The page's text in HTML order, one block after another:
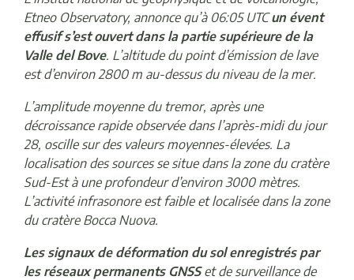
Etneo Observatory, annonce qu’à 06:05 UTCun évent
effusif s’est ouvert dans la partie supérieure de la
Valle del Bove. L’altitude du point d’émission de lave
est d’environ 2800 m au-dessus du niveau de la mer.
L’amplitude moyenne du tremor, après une
décroissance rapide observée dans l’après-midi du jour
28, oscille sur des valeurs moyennes-élevées. La
localisation des sources se situe dans la zone du cratère
Sud-Est à une profondeur d’environ 3000 mètres.
L’activité infrasonore est faible et localisée dans la zone
du cratère Bocca Nuova.
Les signaux de déformation du sol enregistrés par
les réseaux permanents GNSSet de surveillance de